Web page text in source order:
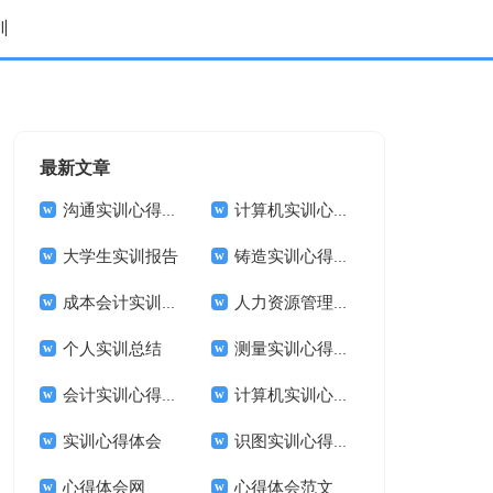
最新文章
沟通实训心得体会 计算机实训心得体会
大学生实训报告 铸造实训心得体会
成本会计实训心得体会 人力资源管理实训的心得体会
个人实训总结 测量实训心得体会
会计实训心得体会 计算机实训心得体会
实训心得体会 识图实训心得体会范文
心得体会网 心得体会范文